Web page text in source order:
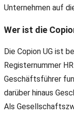
Unternehmen auf
Wer ist die
Die Copion UG ist
Registernummer
Geschäftsführer
darüber hinaus
Als